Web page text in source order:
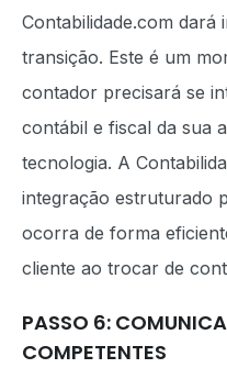
Contabilidade.com dará
transição. Este é um
contador precisará se
contábil e fiscal da sua
tecnologia. A
integração estruturado
ocorra de forma
cliente ao trocar de
PASSO 6:
COMPETENTES